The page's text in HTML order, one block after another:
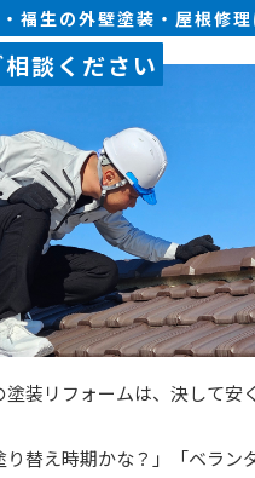
福生の外壁塗装・屋根修理
談ください
塗装リフォームは、決して安
り替え時期かな？」「ベラン